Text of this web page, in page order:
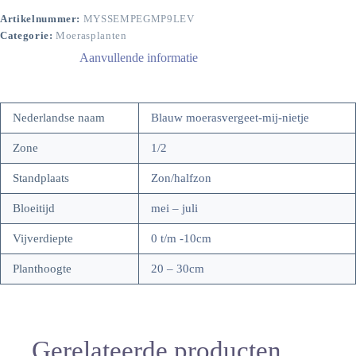
Artikelnummer: MYSSEMPEGMP9LEV
Categorie:Moerasplanten
Aanvullende informatie
Nederlandse naam Blauw moerasvergeet-mij-nietje
Zone 1/2
Standplaats Zon/halfzon
Bloeitijd mei – juli
Vijverdiepte 0 t/m -10cm
Planthoogte 20 – 30cm